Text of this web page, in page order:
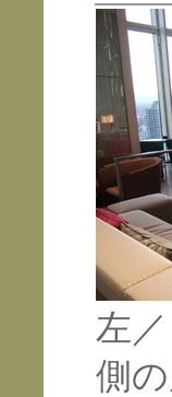
左
側